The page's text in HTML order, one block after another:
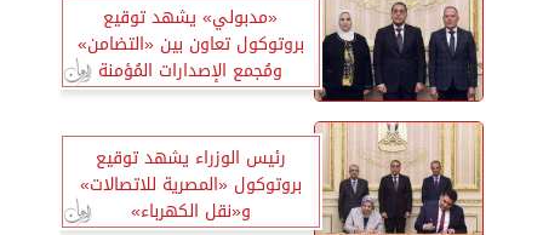
«مدبولي» يشهد توقيع
بروتوكول تعاون بين «التضامن»
ومُجمع الإصدارات المُؤمنة
رئيس الوزراء يشهد توقيع
بروتوكول «المصرية للاتصالات»
و«نقل الكهرباء»